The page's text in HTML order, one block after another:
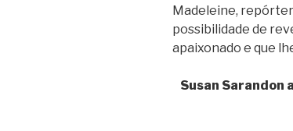
Madeleine,
possibilidade de
apaixonado e que
Susan Sarandon